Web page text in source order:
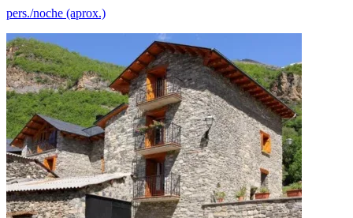
pers./noche (aprox.)